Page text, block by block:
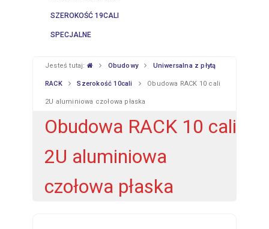
SZEROKOŚĆ 19CALI
SPECJALNE
Jesteś tutaj: Obudowy Uniwersalna z płytą
RACK Szerokość 10cali Obudowa RACK 10 cali
2U aluminiowa czołowa płaska
Obudowa RACK 10 cali
2U aluminiowa
czołowa płaska